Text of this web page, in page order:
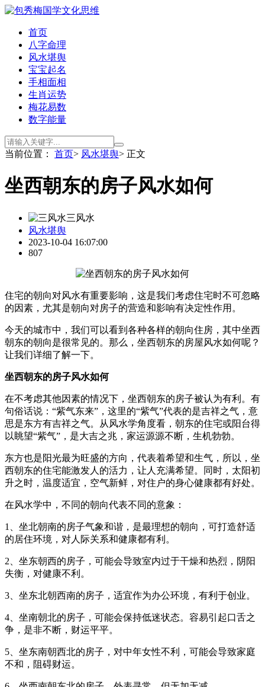
首页
八字命理
风水堪舆
宝宝起名
手相面相
生肖运势
梅花易数
数字能量
当前位置： 首页> 风水堪舆> 正文
坐西朝东的房子风水如何
三风水
风水堪舆
2023-10-04 16:07:00
807
住宅的朝向对风水有重要影响，这是我们考虑住宅时不可忽略
的因素，尤其是朝向对房子的营造和影响有决定性作用。
今天的城市中，我们可以看到各种各样的朝向住房，其中坐西
朝东的朝向是很常见的。那么，坐西朝东的房屋风水如何呢？
让我们详细了解一下。
坐西朝东的房子风水如何
在不考虑其他因素的情况下，坐西朝东的房子被认为有利。有
句俗话说：“紫气东来”，这里的“紫气”代表的是吉祥之气，意
思是东方有吉祥之气。从风水学角度看，朝东的住宅或阳台得
以眺望“紫气”，是大吉之兆，家运源源不断，生机勃勃。
东方也是阳光最为旺盛的方向，代表着希望和生气，所以，坐
西朝东的住宅能激发人的活力，让人充满希望。同时，太阳初
升之时，温度适宜，空气新鲜，对住户的身心健康都有好处。
在风水学中，不同的朝向代表不同的意象：
1、坐北朝南的房子气象和谐，是最理想的朝向，可打造舒适
的居住环境，对人际关系和健康都有利。
2、坐东朝西的房子，可能会导致室内过于干燥和热烈，阴阳
失衡，对健康不利。
3、坐东北朝西南的房子，适宜作为办公环境，有利于创业。
4、坐南朝北的房子，可能会保持低迷状态。容易引起口舌之
争，是非不断，财运平平。
5、坐东南朝西北的房子，对中年女性不利，可能会导致家庭
不和，阻碍财运。